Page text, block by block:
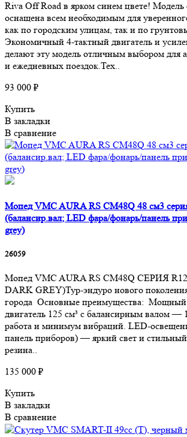
Riva Off Road в ярком синем цвете! Модель
оснащена всем необходимым для
как по городским улицам, так и по
Экономичный 4-тактный двигатель и
делают эту модель отличным выбором для
и ежедневных поездок.Тех..
93 000 ₽
Купить
В закладки
В сравнение
Мопед VMC AURA RS CM48Q 48 см3
(балансир.вал; LED фара/фонарь/панель
grey)
26059
Мопед VMC AURA RS CM48Q СЕРИЯ
DARK GREY)Тур-эндуро нового
города Основные преимущества: Мощный
двигатель 125 см³ с балансирным валом —
работа и минимум вибраций. LED-
панель приборов) — яркий свет и
резина..
135 000 ₽
Купить
В закладки
В сравнение